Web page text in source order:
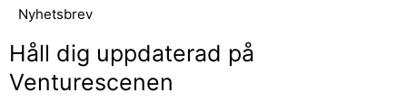
Nyhetsbrev
Håll dig uppdaterad på
Venturescenen